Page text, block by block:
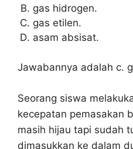
gas hidrogen.
gas etilen.
asam absisat.
Jawabannya adalah c.
Seorang siswa
kecepatan pemasakan
masih hijau tapi sudah
dimasukkan ke dalam